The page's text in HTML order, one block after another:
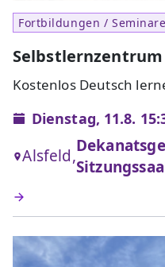
Fortbildungen /
Selbstlernzentrum
Kostenlos Deutsch
Dienstag, 11.8.
Alsfeld,